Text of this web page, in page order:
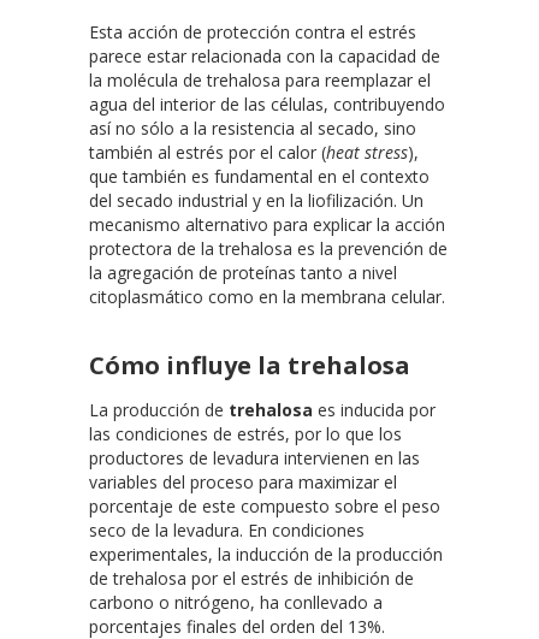
Esta acción de protección contra el estrés
parece estar relacionada con la capacidad de
la molécula de trehalosa para reemplazar el
agua del interior de las células, contribuyendo
así no sólo a la resistencia al secado, sino
también al estrés por el calor (heat stress),
que también es fundamental en el contexto
del secado industrial y en la liofilización. Un
mecanismo alternativo para explicar la acción
protectora de la trehalosa es la prevención de
la agregación de proteínas tanto a nivel
citoplasmático como en la membrana celular.
Cómo influye la trehalosa
La producción de trehalosa es inducida por
las condiciones de estrés, por lo que los
productores de levadura intervienen en las
variables del proceso para maximizar el
porcentaje de este compuesto sobre el peso
seco de la levadura. En condiciones
experimentales, la inducción de la producción
de trehalosa por el estrés de inhibición de
carbono o nitrógeno, ha conllevado a
porcentajes finales del orden del 13%.